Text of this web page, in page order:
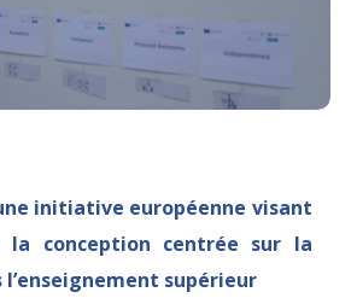
initiative européenne visant
la conception centrée sur la
l’enseignement supérieur